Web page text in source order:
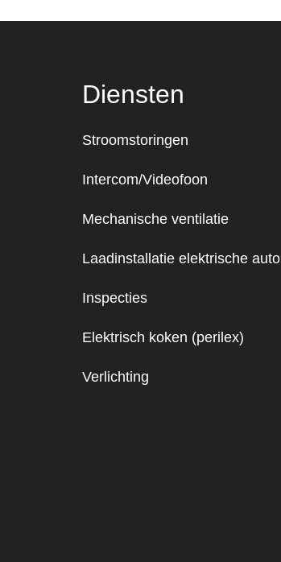
Diensten
Stroomstoringen
Intercom/Videofoon
Mechanische ventilatie
Laadinstallatie elektrische auto
Inspecties
Elektrisch koken (perilex)
Verlichting